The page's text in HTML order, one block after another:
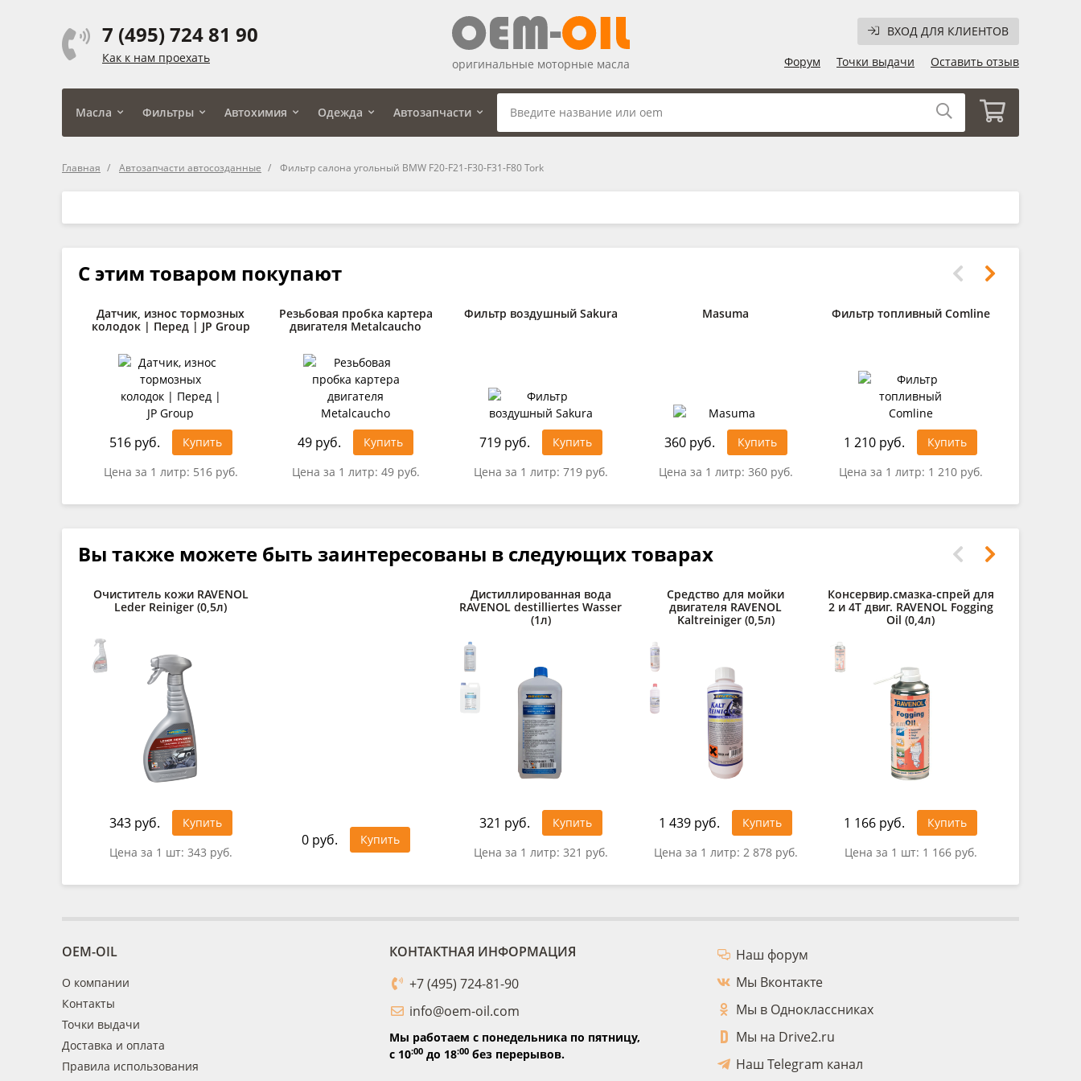
7 (495) 724 81 90
Как к нам проехать
ВХОД ДЛЯ КЛИЕНТОВ
Форум
Точки выдачи Оставить отзыв
оригинальные моторные масла
Масла Фильтры Автохимия Одежда Автозапчасти
Главная Автозапчасти автосозданные Фильтр салона угольный BMW F20-F21-F30-F31-F80 Tork
С этим товаром покупают
Датчик, износ тормозных
колодок | Перед | JP Group
516 руб.
Купить
Цена за 1 литр: 516 руб.
Резьбовая пробка картера
двигателя Metalcaucho
49 руб.
Купить
Цена за 1 литр: 49 руб.
Фильтр воздушный Sakura
719 руб.
Купить
Цена за 1 литр: 719 руб.
Masuma
360 руб.
Купить
Цена за 1 литр: 360 руб.
Фильтр топливный Comline
1 210 руб.
Купить
Цена за 1 литр: 1 210 руб.
Вы также можете быть заинтересованы в следующих товарах
Очиститель кожи RAVENOL
Leder Reiniger (0,5л)
343 руб.
Купить
Цена за 1 шт: 343 руб.
0 руб. Купить
Дистиллированная вода
RAVENOL destilliertes Wasser
(1л)
321 руб.
Купить
Цена за 1 литр: 321 руб.
Средство для мойки
двигателя RAVENOL
Kaltreiniger (0,5л)
1 439 руб.
Купить
Цена за 1 литр: 2 878 руб.
Консервир.смазка-спрей для
2 и 4Т двиг. RAVENOL Fogging
Oil (0,4л)
1 166 руб.
Купить
Цена за 1 шт: 1 166 руб.
OEM-OIL
О компании
Контакты
Точки выдачи
Доставка и оплата
Правила использования
КОНТАКТНАЯ ИНФОРМАЦИЯ
+7 (495) 724-81-90
info@oem-oil.com
Мы работаем с понедельника по пятницу,
с 10:00до 18:00без перерывов.
Наш форум
Мы Вконтакте
Мы в Одноклассниках
Мы на Drive2.ru
Наш Telegram канал